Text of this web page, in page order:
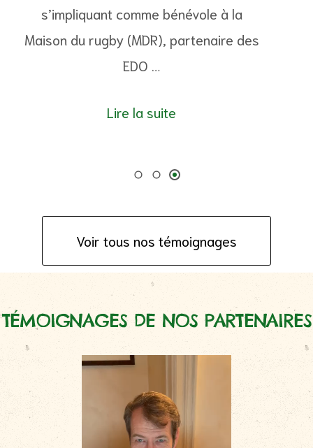
s’impliquant comme bénévole à la
Maison du rugby (MDR), partenaire des
EDO …
Lire la suite
Voir tous nos témoignages
TÉMOIGNAGES DE NOS PARTENAIRES